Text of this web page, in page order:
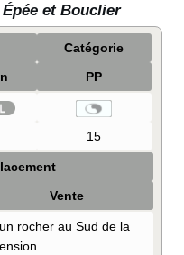
Épée et Bouclier
Catégorie
PP
15
Vente
un rocher au Sud de la